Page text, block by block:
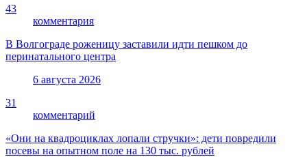
43
комментария
В Волгограде роженицу заставили идти пешком до
перинатального центра
6 августа 2026
31
комментарий
«Они на квадроциклах лопали стручки»: дети повредили
посевы на опытном поле на 130 тыс. рублей